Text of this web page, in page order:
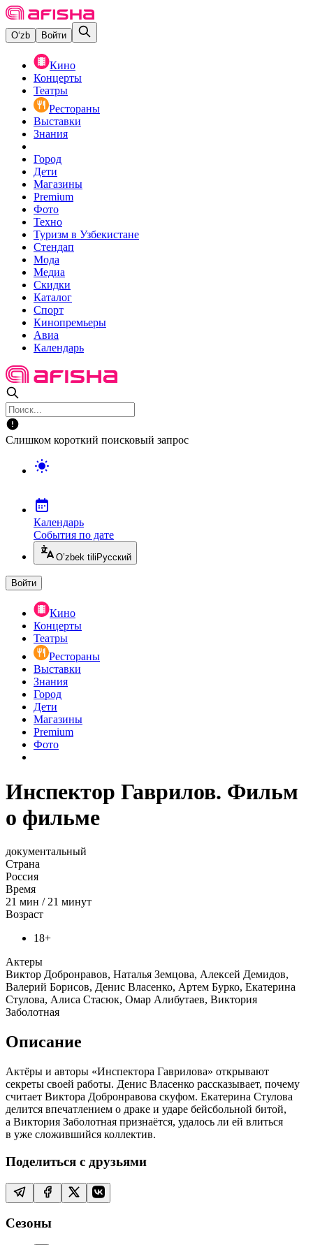
O‘zb Войти
Кино
Концерты
Театры
Рестораны
Выставки
Знания
Город
Дети
Магазины
Premium
Фото
Техно
Туризм в Узбекистане
Стендап
Мода
Медиа
Скидки
Каталог
Спорт
Кинопремьеры
Авиа
Календарь
Слишком короткий поисковый запрос
Календарь
События по дате
O’zbek tili Русский
Войти
Кино
Концерты
Театры
Рестораны
Выставки
Знания
Город
Дети
Магазины
Premium
Фото
Инспектор Гаврилов. Фильм
о фильме
документальный
Страна
Россия
Время
21 мин / 21 минут
Возраст
18+
Актеры
Виктор Добронравов, Наталья Земцова, Алексей Демидов,
Валерий Борисов, Денис Власенко, Артем Бурко, Екатерина
Стулова, Алиса Стасюк, Омар Алибутаев, Виктория
Заболотная
Описание
Актёры и авторы «Инспектора Гаврилова» открывают
секреты своей работы. Денис Власенко рассказывает, почему
считает Виктора Добронравова скуфом. Екатерина Стулова
делится впечатлением о драке и ударе бейсбольной битой,
а Виктория Заболотная признаётся, удалось ли ей влиться
в уже сложившийся коллектив.
Поделиться с друзьями
Сезоны